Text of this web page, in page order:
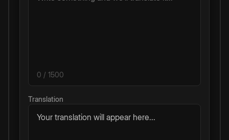
0 / 1500
Translation
Your translation will appear here...